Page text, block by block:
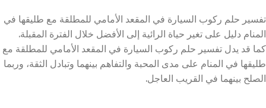
تفسير حلم ركوب السيارة في المقعد الأمامي للمطلقة مع طليقها في
المنام دليل على تغير حياة الرائية إلى الأفضل خلال الفترة المقبلة.
كما قد يدل تفسير حلم ركوب السيارة في المقعد الأمامي للمطلقة مع
طليقها في المنام على مدى المحبة والتفاهم بينهما وتبادل الثقة، وربما
الصلح بينهما في القريب العاجل.